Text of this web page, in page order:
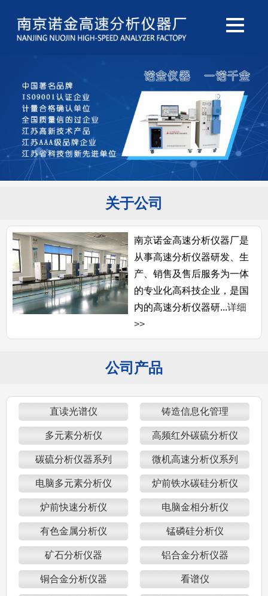
关于公司
南京诺金高速分析仪器厂是
从事高速分析仪器研发、生
产、销售及售后服务为一体
的专业化高科技企业，是国
内的高速分析仪器研...详细
>>
公司产品
直读光谱仪 铸造信息化管理
多元素分析仪 高频红外碳硫分析仪
碳硫分析仪器系列 微机高速分析仪系列
电脑多元素分析仪 炉前铁水碳硅分析仪
炉前快速分析仪 电脑金相分析仪
有色金属分析仪 锰磷硅分析仪
矿石分析仪器 铝合金分析仪器
铜合金分析仪器 看谱仪